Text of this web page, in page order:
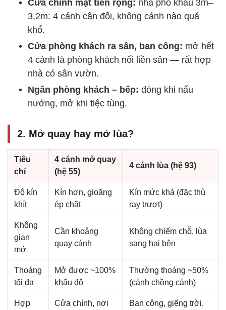
Cửa chính mặt tiền rộng: nhà phố khẩu 3m–
3,2m: 4 cánh cân đối, không cánh nào quá
khổ.
Cửa phòng khách ra sân, ban công: mở hết
4 cánh là phòng khách nối liền sân — rất hợp
nhà có sân vườn.
Ngăn phòng khách – bếp: đóng khi nấu
nướng, mở khi tiệc tùng.
2. Mở quay hay mở lùa?
Tiêu
chí
4 cánh mở quay
(hệ 55)
4 cánh lùa (hệ 93)
Độ kín
khít
Kín hơn, gioăng
ép chặt
Kín mức khá (đặc thù
ray trượt)
Không
gian
mở
Cần khoảng
quay cánh
Không chiếm chỗ, lùa
sang hai bên
Thoáng
tối đa
Mở được ~100%
khẩu độ
Thường thoáng ~50%
(cánh chồng cánh)
Hợp
Cửa chính, nơi
Ban công, giếng trời,